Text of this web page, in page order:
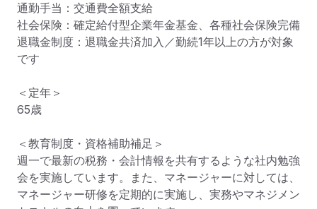
通勤手当：交通費全額支給
社会保険：確定給付型企業年金基金、各種社会保険完備
退職金制度：退職金共済加入／勤続1年以上の方が対象
です
＜定年＞
65歳
＜教育制度・資格補助補足＞
週一で最新の税務・会計情報を共有するような社内勉強
会を実施しています。また、マネージャーに対しては、
マネージャー研修を定期的に実施し、実務やマネジメン